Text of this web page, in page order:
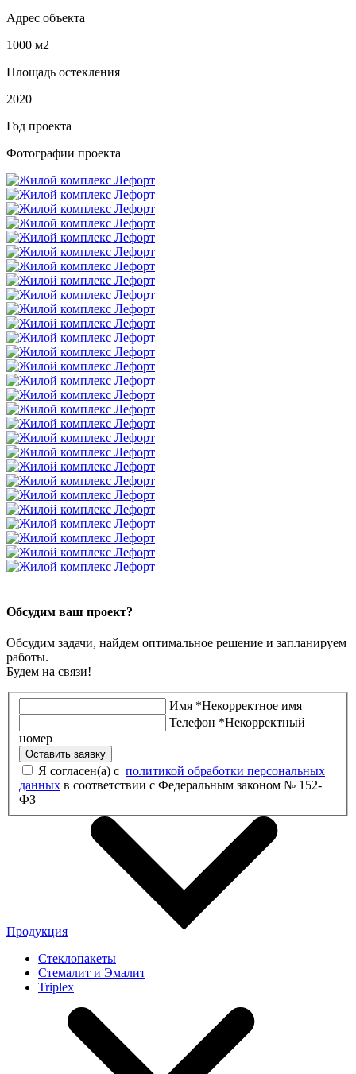
Адрес объекта
1000 м2
Площадь остекления
2020
Год проекта
Фотографии проекта
Обсудим ваш проект?
Обсудим задачи, найдем оптимальное решение и запланируем
работы.
Будем на связи!
Имя *Некорректное имя
Телефон *Некорректный
номер
Оставить заявку
Я согласен(а) с политикой обработки персональных
данных
ФЗ
Продукция
Стеклопакеты
Стемалит и Эмалит
Triplex